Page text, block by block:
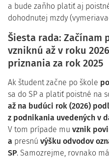
a bude zaňho platiť aj
dohodnutej mzdy
Šiesta rada:
vzniknú až v roku
priznania za rok 2025
Ak študent začne po škole
sa do SP a platiť poistné na
až na budúci rok (2026)
z podnikania uvedených v
V tom prípade mu vznik
a presnú výšku odvodov
SP. Samozrejme, rovnako